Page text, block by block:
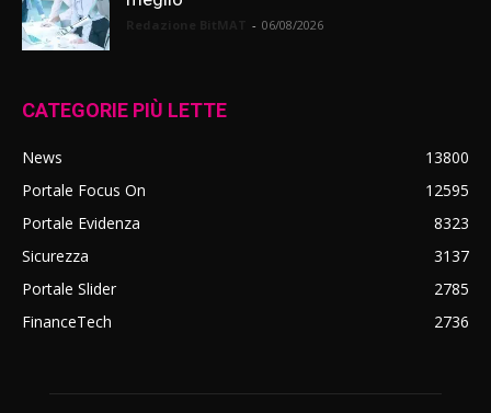
- 06/08/2026
CATEGORIE PIÙ LETTE
News
13800
Portale Focus On
12595
Portale Evidenza
8323
Sicurezza
3137
Portale Slider
2785
FinanceTech
2736